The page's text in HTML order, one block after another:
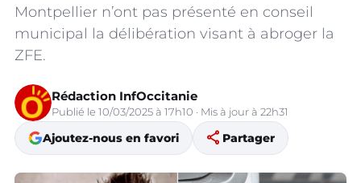
Montpellier n’ont pas présenté en conseil
municipal la délibération visant à abroger la
ZFE.
Rédaction InfOccitanie
Publié le 10/03/2025 à 17h10 · Mis à jour à 22h31
Ajoutez-nous en favori share Partager